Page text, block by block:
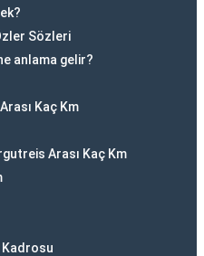
Sözleri
anlama gelir?
Kaç Km
Arası Kaç Km
Kadrosu